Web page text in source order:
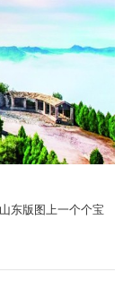
东版图上一个个宝